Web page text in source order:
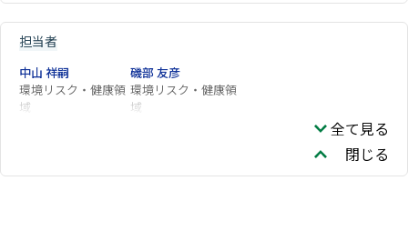
担当者
中山 祥嗣
環境リスク・健康領
域
磯部 友彦
環境リスク・健康領
域
全て見る
閉じる